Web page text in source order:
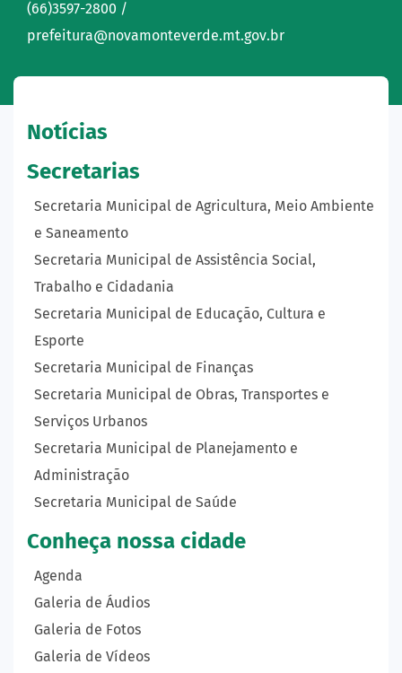
(66)3597-2800 /
prefeitura@novamonteverde.mt.gov.br
Notícias
Secretarias
Secretaria Municipal de Agricultura, Meio Ambiente
e Saneamento
Secretaria Municipal de Assistência Social,
Trabalho e Cidadania
Secretaria Municipal de Educação, Cultura e
Esporte
Secretaria Municipal de Finanças
Secretaria Municipal de Obras, Transportes e
Serviços Urbanos
Secretaria Municipal de Planejamento e
Administração
Secretaria Municipal de Saúde
Conheça nossa cidade
Agenda
Galeria de Áudios
Galeria de Fotos
Galeria de Vídeos